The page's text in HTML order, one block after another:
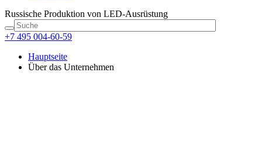
Russische Produktion von LED-Ausrüstung
+7 495 004-60-59
Hauptseite
Über das Unternehmen